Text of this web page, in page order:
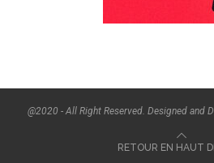
@2020 - All Right Reserved. Designed and
RETOUR EN HAUT